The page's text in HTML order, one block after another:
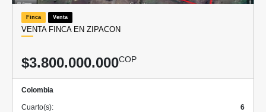
Finca Venta
VENTA FINCA EN ZIPACON
$3.800.000.000COP
Colombia
Cuarto(s):
6